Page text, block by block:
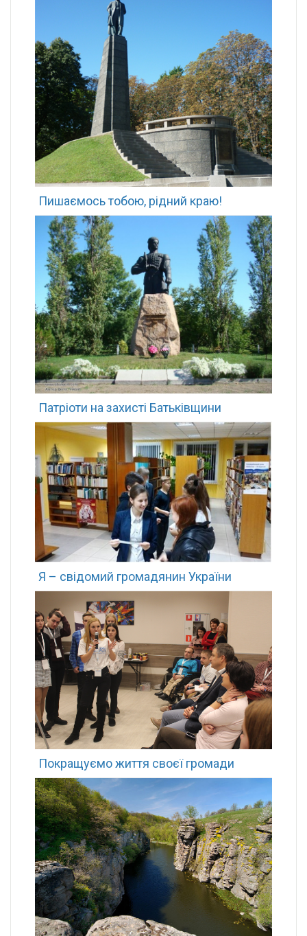
Пишаємось тобою, рідний краю!
Патріоти на захисті Батьківщини
Я – свідомий громадянин України
Покращуємо життя своєї громади